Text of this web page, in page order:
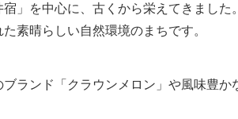
」を中心に、古くから栄えてきました。
素晴らしい自然環境のまちです。
ランド「クラウンメロン」や風味豊か